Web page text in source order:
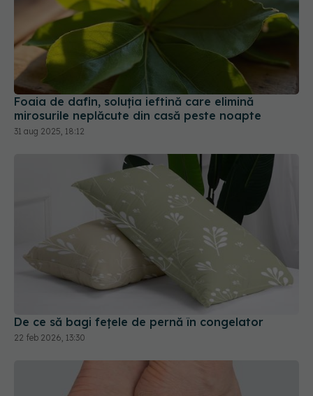
Foaia de dafin, soluția ieftină care elimină
mirosurile neplăcute din casă peste noapte
31 aug 2025, 18:12
De ce să bagi fețele de pernă în congelator
22 feb 2026, 13:30